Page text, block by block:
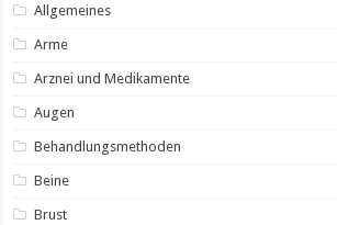
Allgemeines
Arme
Arznei und Medikamente
Augen
Behandlungsmethoden
Beine
Brust